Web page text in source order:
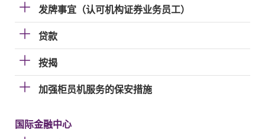
发牌事宜（认可机构证券业务员工）
贷款
按揭
加强柜员机服务的保安措施
国际金融中心